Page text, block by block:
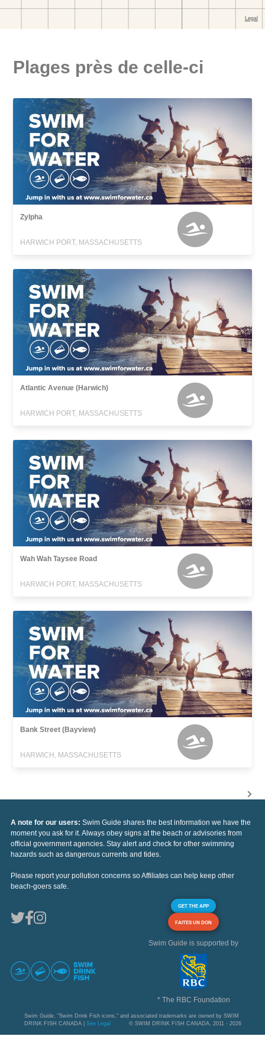
Plages près de celle-ci
Zylpha
HARWICH PORT, MASSACHUSETTS
Atlantic Avenue (Harwich)
HARWICH PORT, MASSACHUSETTS
Wah Wah Taysee Road
HARWICH PORT, MASSACHUSETTS
Bank Street (Bayview)
HARWICH, MASSACHUSETTS
A note for our users: Swim Guide shares the best information we have the
moment you ask for it. Always obey signs at the beach or advisories from
official government agencies. Stay alert and check for other swimming
hazards such as dangerous currents and tides.
Please report your pollution concerns so Affiliates can help keep other
beach-goers safe.
GET THE APP
FAITES UN DON
Swim Guide is supported by
* The RBC Foundation
Swim Guide, "Swim Drink Fish icons," and associated trademarks are owned by SWIM
DRINK FISH CANADA | See Legal © SWIM DRINK FISH CANADA, 2011 - 2026